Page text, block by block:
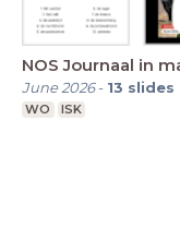
NOS Journaal in
June 2026- 13 slides
WO ISK